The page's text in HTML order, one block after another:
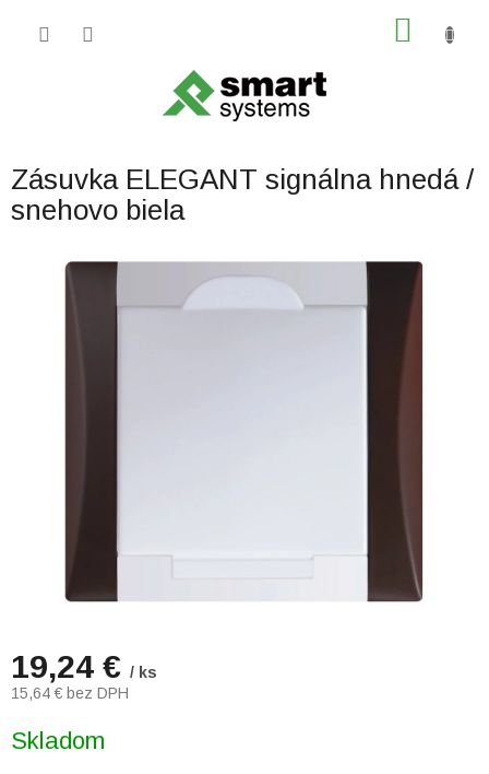
Zásuvka ELEGANT signálna hnedá /
snehovo biela
19,24 € / ks
15,64 € bez DPH
cena:
Skladom